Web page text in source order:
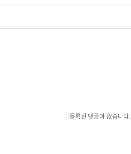
등록된 댓글이 없습니다.